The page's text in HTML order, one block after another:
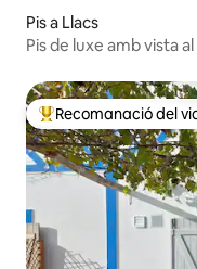
Pis a Llacs
Pis de luxe amb vista
Principals
Recomanació del